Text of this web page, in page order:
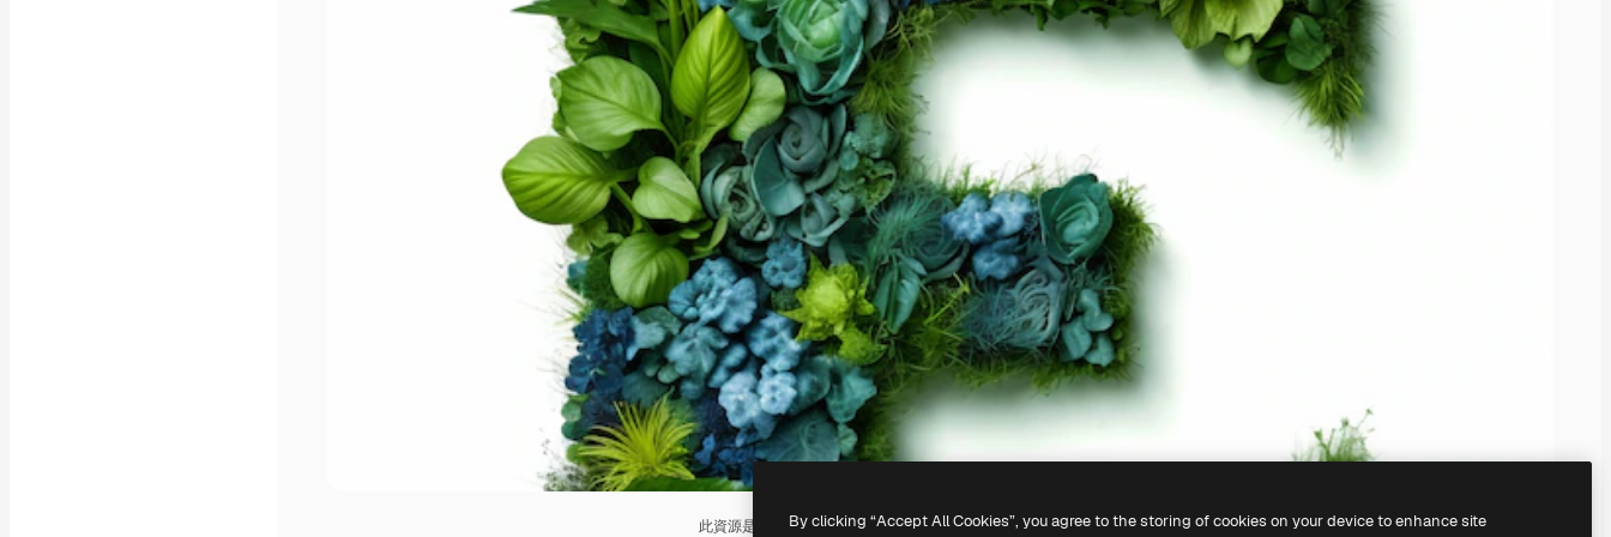
此資源是使用 AI生成的。你可以使用我們的 AI圖像生成器創建自己的作品。
By clicking “Accept All Cookies”, you agree to the storing of cookies on your device to enhance site